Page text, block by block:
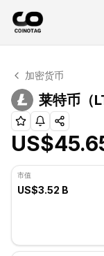
莱特币 技术分析
莱特币 目前交易
加密货币
市值
US$3.52 B